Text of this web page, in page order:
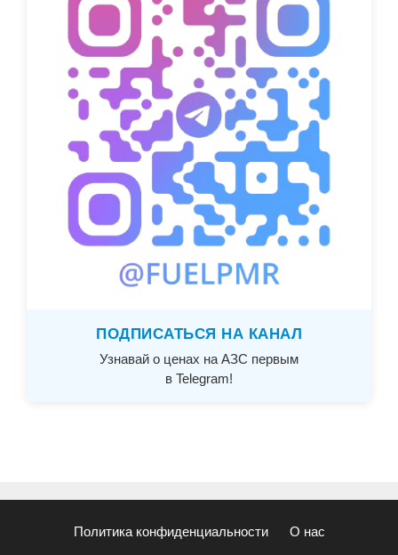
ПОДПИСАТЬСЯ НА КАНАЛ
Узнавай о ценах на АЗС первым
в Telegram!
Политика конфиденциальности О нас